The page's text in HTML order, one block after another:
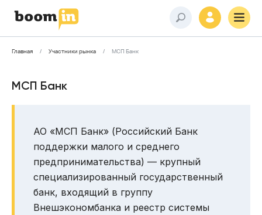
Главная Участники рынка МСП Банк
МСП Банк
АО «МСП Банк» (Российский Банк
поддержки малого и среднего
предпринимательства) — крупный
специализированный государственный
банк, входящий в группу
Внешэкономбанка и реестр системы